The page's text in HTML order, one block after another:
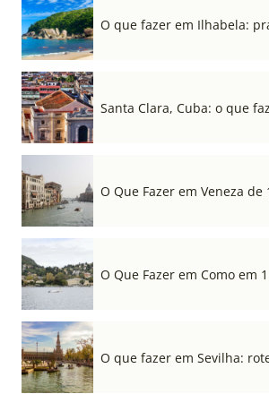
O que fazer em Ilhabela:
Santa Clara, Cuba: o que
O Que Fazer em Veneza
O Que Fazer em Como em
O que fazer em Sevilha: